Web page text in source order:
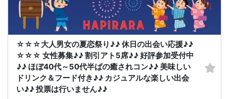
☆☆☆大人男女の夏恋祭り♪♪ 休日の出会い応援♪♪
☆☆☆ 女性募集♪♪ 割引アト5席♪♪ 好評参加受付中
♪♪ ほぼ40代～50代半ばの癒されコン♪♪ 美味しい
ドリンク＆フード付き♪♪ カジュアルな楽しい出会
い♪♪ 投票は行いません♪♪